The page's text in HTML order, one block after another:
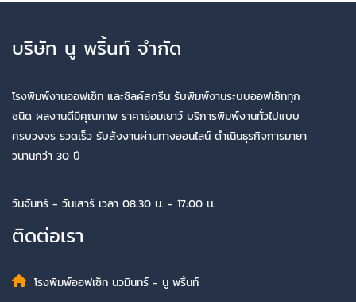
บริษัท นู พริ้นท์ จำกัด
โรงพิมพ์งานออฟเซ็ท และซิลค์สกรีน รับพิมพ์งานระบบออฟเซ็ททุก
ชนิด ผลงานดีมีคุณภาพ ราคาย่อมเยาว์ บริการพิมพ์งานทั่วไปแบบ
ครบวงจร รวดเร็ว รับสั่งงานผ่านทางออนไลน์ ดำเนินธุรกิจการมายา
วนานกว่า 30 ปี
วันจันทร์ - วันเสาร์ เวลา 08:30 น. - 17:00 น.
ติดต่อเรา
โรงพิมพ์ออฟเซ็ท นวมินทร์ - นู พริ้นท์